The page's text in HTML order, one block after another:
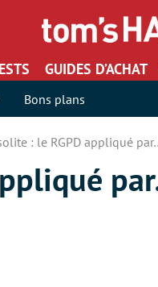
GUIDES D’ACHAT
Bons plans
: le RGPD appliqué